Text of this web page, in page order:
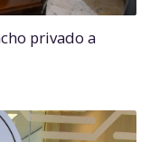
privado a